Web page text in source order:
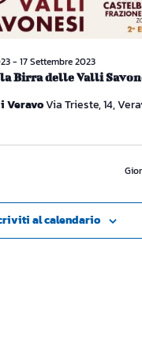
Birra delle Valli
- 17 Settembre 2023
VeravoVia Trieste, 14,
al calendario